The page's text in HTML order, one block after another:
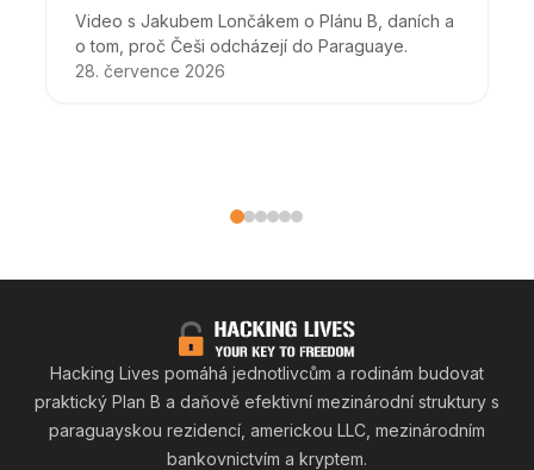
Video s Jakubem Lončákem o Plánu B, daních a
o tom, proč Češi odcházejí do Paraguaye.
28. července 2026
Hacking Lives pomáhá jednotlivcům a rodinám budovat
praktický Plan B a daňově efektivní mezinárodní struktury s
paraguayskou rezidencí, americkou LLC, mezinárodním
bankovnictvím a kryptem.